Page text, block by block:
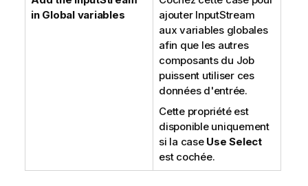
in Global variables
ajouter InputStream
aux variables globales
afin que les autres
composants du Job
puissent utiliser ces
données d'entrée.
Cette propriété est
disponible uniquement
si la case Use Select
est cochée.